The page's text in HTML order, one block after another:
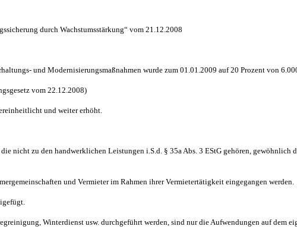
durch Wachstumsstärkung“ vom 21.12.2008
und Modernisierungsmaßnahmen wurde zum 01.01.2009 auf 20 Prozent von
vom 22.12.2008)
und weiter erhöht.
nicht zu den handwerklichen Leistungen i.S.d. § 35a Abs. 3 EStG gehören,
und Vermieter im Rahmen ihrer Vermietertätigkeit eingegangen werden.
Winterdienst usw. durchgeführt werden, sind nur die Aufwendungen auf dem